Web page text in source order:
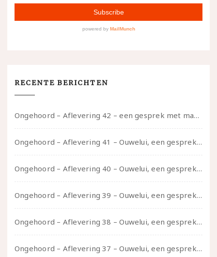
RECENTE BERICHTEN
Ongehoord – Aflevering 42 – een gesprek met marijn over seksueel opbloeien, het ouderschap uitvinden en verschillende leeftijden in je mee dragen
Ongehoord – Aflevering 41 – Ouwelui, een gesprek met Marcelle over polyamorie op latere leeftijd, (mantel)zorg voor je partners en seksueel plezier.
Ongehoord – Aflevering 40 – Ouwelui, een gesprek met Sadie Lune over vormende relaties en de geschiedenis van de queer pornobeweging
Ongehoord – Aflevering 39 – Ouwelui, een gesprek met Pepijn en Ivo over hun regenbooggezin, eigenzinnig ouder worden en Cruise Control
Ongehoord – Aflevering 38 – Ouwelui, een gesprek met vreer over behoefte aan geborgenheid en het behouden van je idealen
Ongehoord – Aflevering 37 – Ouwelui, een gesprek met non over seksualiteit, transitie en ageism